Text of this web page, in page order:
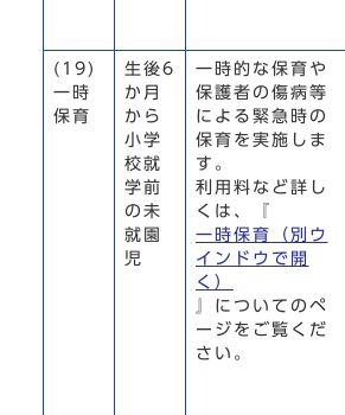
(19)
一時
保育
生後6
か月
から
小学
校就
学前
の未
就園
児
一時的な保育や
保護者の傷病等
による緊急時の
保育を実施しま
す。
利用料など詳し
くは、『
一時保育
（別ウ
インドウで開
く）
』についてのペ
ージをご覧くだ
さい。